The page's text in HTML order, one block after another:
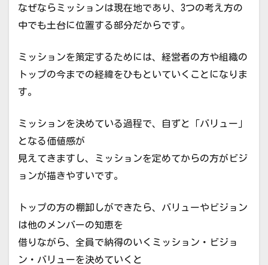
なぜならミッションは現在地であり、3つの考え方の
中でも土台に位置する部分だからです。
ミッションを策定するためには、経営者の方や組織の
トップの今までの経緯をひもといていくことになりま
す。
ミッションを決めている過程で、自ずと「バリュー」
となる価値感が
見えてきますし、ミッションを定めてからの方がビジ
ョンが描きやすいです。
トップの方の棚卸しができたら、バリューやビジョン
は他のメンバーの知恵を
借りながら、全員で納得のいくミッション・ビジョ
ン・バリューを決めていくと